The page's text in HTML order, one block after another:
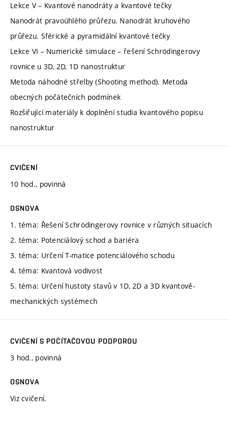
Lekce V – Kvantové nanodráty a kvantové tečky
Nanodrát pravoúhlého průřezu. Nanodrát kruhového
průřezu. Sférické a pyramidální kvantové tečky
Lekce VI – Numerické simulace – řešení Schrödingerovy
rovnice u 3D, 2D, 1D nanostruktur
Metoda náhodné střelby (Shooting method). Metoda
obecných počátečních podmínek
Rozšiřující materiály k doplnění studia kvantového popisu
nanostruktur
CVIČENÍ
10 hod., povinná
OSNOVA
1. téma: Řešení Schrödingerovy rovnice v různých situacích
2. téma: Potenciálový schod a bariéra
3. téma: Určení T-matice potenciálového schodu
4. téma: Kvantová vodivost
5. téma: Určení hustoty stavů v 1D, 2D a 3D kvantově-
mechanických systémech
CVIČENÍ S POČÍTAČOVOU PODPOROU
3 hod., povinná
OSNOVA
Viz cvičení.